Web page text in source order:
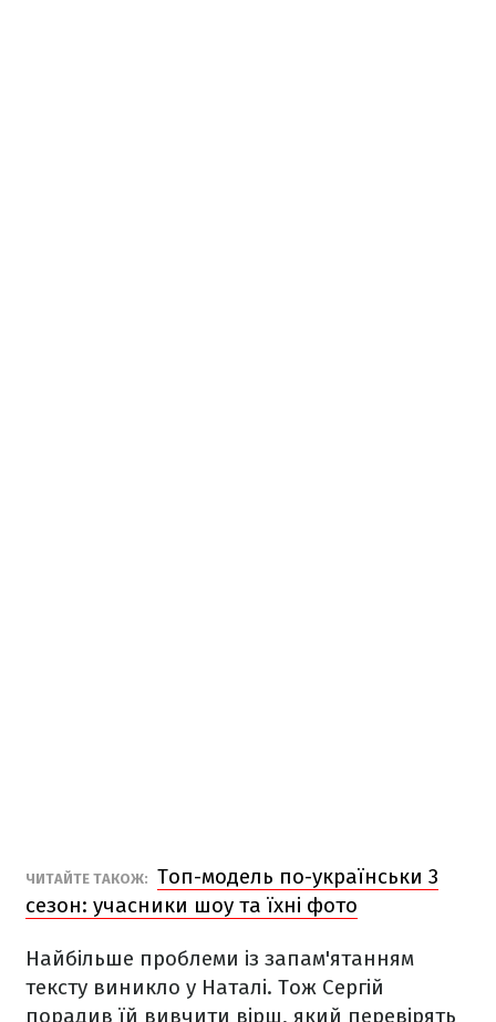
ЧИТАЙТЕ ТАКОЖ: Топ-модель по-українськи 3
сезон: учасники шоу та їхні фото
Найбільше проблеми із запам'ятанням
тексту виникло у Наталі. Тож Сергій
порадив їй вивчити вірш, який перевірять